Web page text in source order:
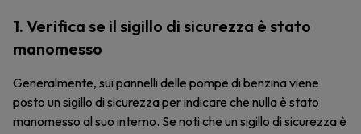
1. Verifica se il sigillo di sicurezza è stato
manomesso
Generalmente, sui pannelli delle pompe di benzina viene
posto un sigillo di sicurezza per indicare che nulla è stato
manomesso al suo interno. Se noti che un sigillo di sicurezza è